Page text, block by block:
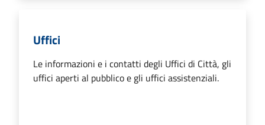
Uffici
Le informazioni e i contatti degli Uffici di Città, gli
uffici aperti al pubblico e gli uffici assistenziali.